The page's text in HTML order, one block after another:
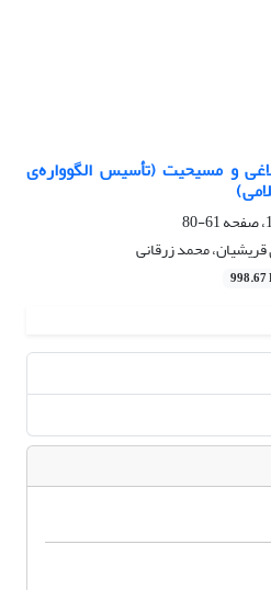
و مسیحیت (تأسیس الگوواره‌ی
61-80
محمد زرقانی
998.67